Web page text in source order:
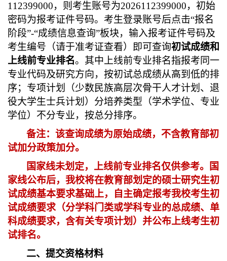
112399000，则考生账号为2026112399000， 初始
密码为报考证件号码。考生登录账号后点击“报名
阶段”-“成绩信息查询”板块，输入报考证件号码及
考生编号（请于准考证查看）
即可查询初试成绩和
上线前专业排名。其中 上线前专业排名指报考同一
专业代码及研究方向，按初试总成绩从高到低的排
序；专项计划（少数民族高层次骨干人才计划、退
役大学生士兵计划） 分培养类型（学术学位、专业
学位） 不分专业，按总分排序。
备注： 该查询成绩为原始成绩，不含教育部初
试加分政策加分。
国家线未划定， 上线前专业排名仅供参考。国
家线公布后， 我校将在教育部划定的硕士研究生初
试成绩基本要求基础上，自主确定报考我校考生初
试成绩要求（分学科门类或学科专业的总成绩、单
科成绩要求，含有关专项计划）并公布上线考生初
试排名。
二、提交资格材料